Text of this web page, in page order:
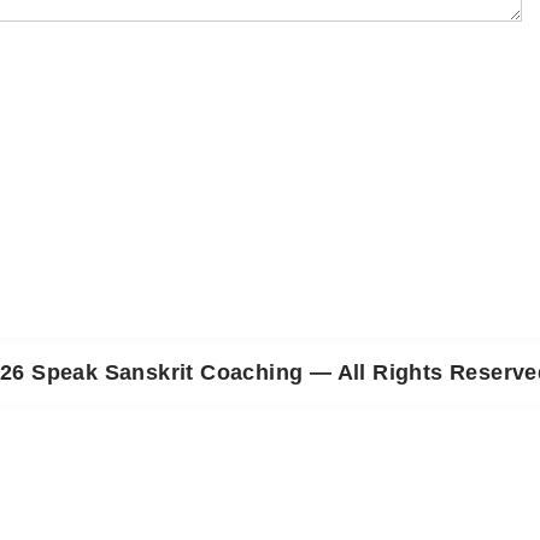
Speak Sanskrit Coaching — All Rights